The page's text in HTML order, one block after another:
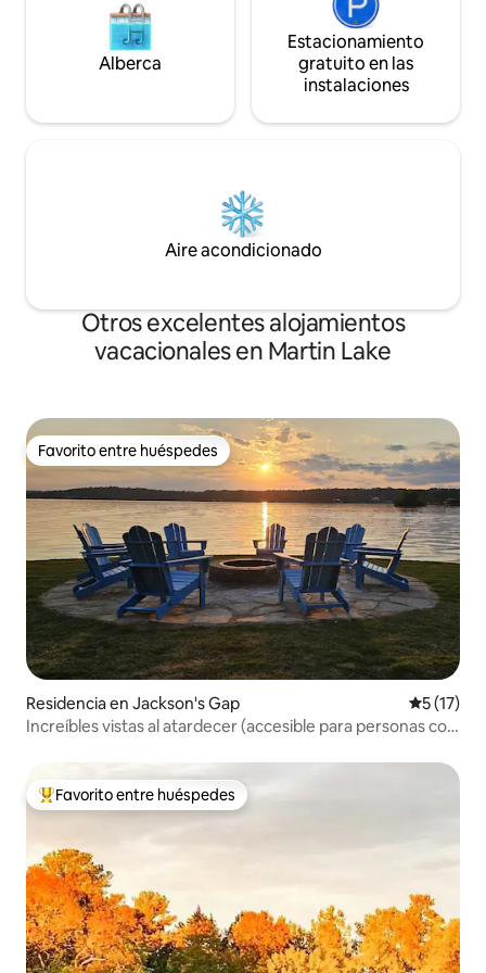
Alberca
Estacionamiento
gratuito en las
instalaciones
Aire acondicionado
Otros excelentes alojamientos
vacacionales en Martin Lake
Favorito entre huéspedes
Favorito entre huéspedes
Residencia en Jackson's Gap
5 (17)
Increíbles vistas al atardecer (accesible para personas con
De los mejores en Favorito entre huéspedes
Favorito entre huéspedes